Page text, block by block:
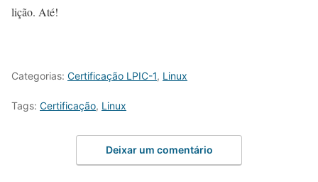
lição. Até!
Categorias: Certificação LPIC-1, Linux
Tags: Certificação, Linux
Deixar um comentário